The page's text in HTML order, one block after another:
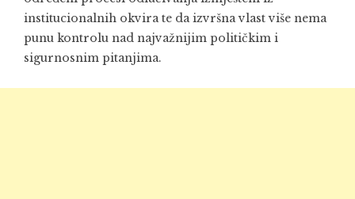
institucionalnih okvira te da izvršna vlast više nema
punu kontrolu nad najvažnijim političkim i
sigurnosnim pitanjima.